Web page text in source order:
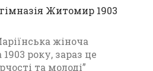
Житомир 1903
жіноча
року, зараз це
та молоді”